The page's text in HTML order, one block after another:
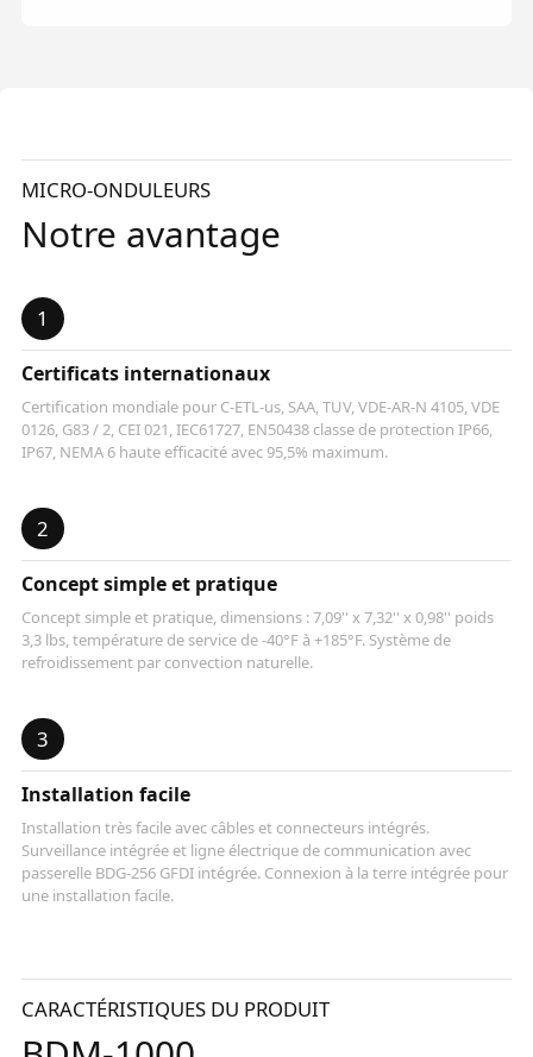
MICRO-ONDULEURS
Notre avantage
1
Certificats internationaux
Certification mondiale pour C-ETL-us, SAA, TUV, VDE-AR-N 4105, VDE
0126, G83 / 2, CEI 021, IEC61727, EN50438 classe de protection IP66,
IP67, NEMA 6 haute efficacité avec 95,5% maximum.
2
Concept simple et pratique
Concept simple et pratique, dimensions : 7,09'' x 7,32'' x 0,98'' poids
3,3 lbs, température de service de -40°F à +185°F. Système de
refroidissement par convection naturelle.
3
Installation facile
Installation très facile avec câbles et connecteurs intégrés.
Surveillance intégrée et ligne électrique de communication avec
passerelle BDG-256 GFDI intégrée. Connexion à la terre intégrée pour
une installation facile.
CARACTÉRISTIQUES DU PRODUIT